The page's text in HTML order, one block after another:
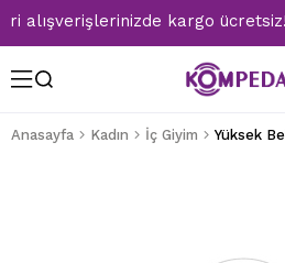
alışverişlerinizde kargo
Anasayfa Kadın İç Giyim Yüksek